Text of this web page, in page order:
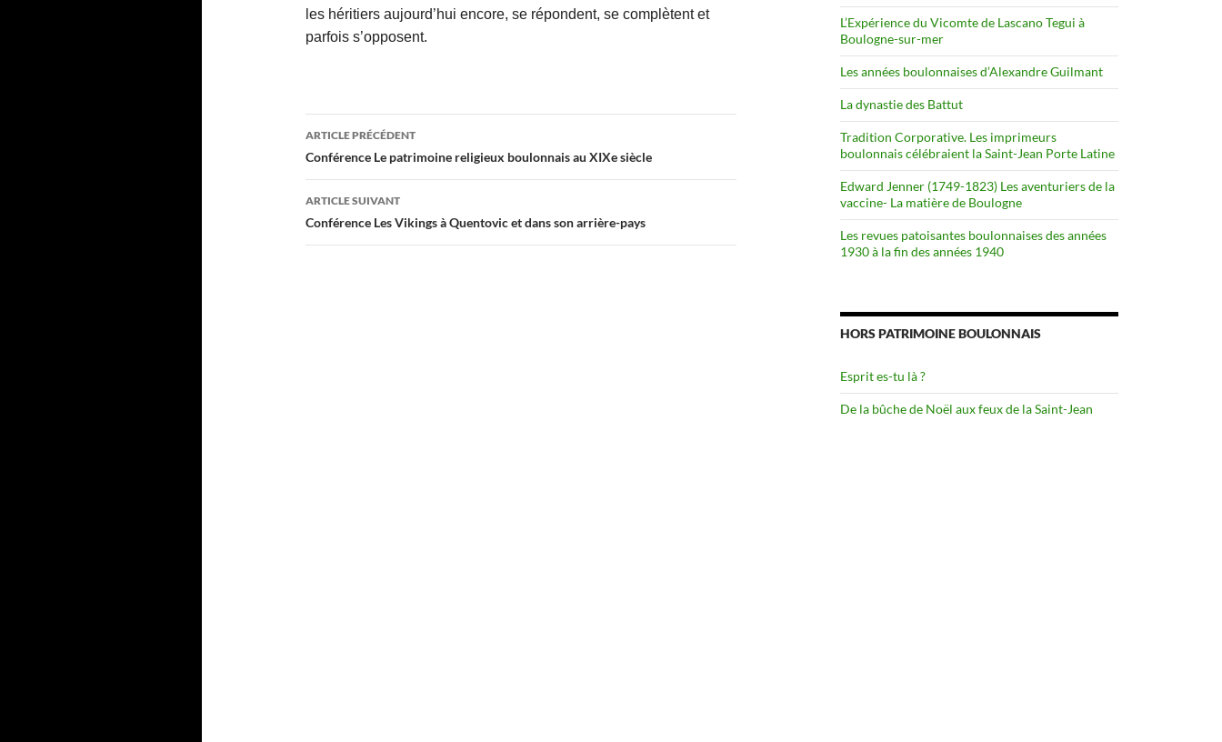
les héritiers aujourd’hui encore, se répondent, se complètent et
parfois s’opposent.
Navigation
des
articles
ARTICLE PRÉCÉDENT
Conférence Le patrimoine religieux boulonnais au XIXe siècle
ARTICLE SUIVANT
Conférence Les Vikings à Quentovic et dans son arrière-pays
L’Expérience du Vicomte de Lascano Tegui à
Boulogne-sur-mer
Les années boulonnaises d’Alexandre Guilmant
La dynastie des Battut
Tradition Corporative. Les imprimeurs
boulonnais célébraient la Saint-Jean Porte Latine
Edward Jenner (1749-1823) Les aventuriers de la
vaccine- La matière de Boulogne
Les revues patoisantes boulonnaises des années
1930 à la fin des années 1940
HORS PATRIMOINE BOULONNAIS
Esprit es-tu là ?
De la bûche de Noël aux feux de la Saint-Jean